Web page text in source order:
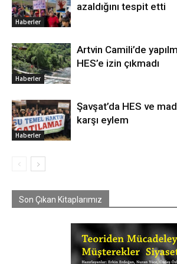
Haberler
azaldığını tespit etti
Haberler
Artvin Camili’de
HES’e izin çıkmadı
Haberler
Şavşat’da HES ve
karşı eylem
Son Çıkan Kitaplarımız